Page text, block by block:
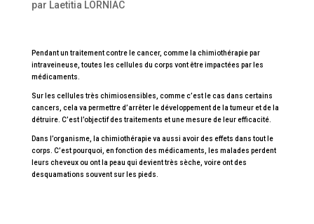
par Laetitia LORNIAC
Pendant un traitement contre le cancer, comme la chimiothérapie par
intraveineuse, toutes les cellules du corps vont être impactées par les
médicaments.
Sur les cellules très chimiosensibles, comme c’est le cas dans certains
cancers, cela va permettre d’arrêter le développement de la tumeur et de la
détruire. C’est l’objectif des traitements et une mesure de leur efficacité.
Dans l’organisme, la chimiothérapie va aussi avoir des effets dans tout le
corps. C’est pourquoi, en fonction des médicaments, les malades perdent
leurs cheveux ou ont la peau qui devient très sèche, voire ont des
desquamations souvent sur les pieds.